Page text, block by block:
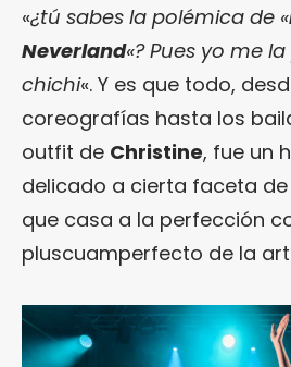
«¿tú sabes la polémica de «
Neverland«? Pues yo me
chichi«. Y es que todo,
coreografías hasta los
outfit de Christine, fue un
delicado a cierta faceta de
que casa a la perfección
pluscuamperfecto de la